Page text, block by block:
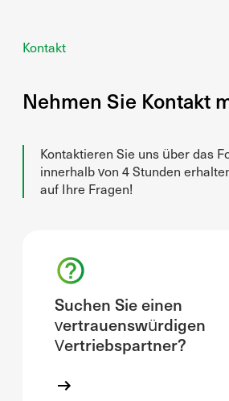
Kontakt
Nehmen Sie Kontakt
Kontaktieren Sie uns über das
innerhalb von 4 Stunden
auf Ihre Fragen!
Suchen Sie einen
vertrauenswürdigen
Vertriebspartner?